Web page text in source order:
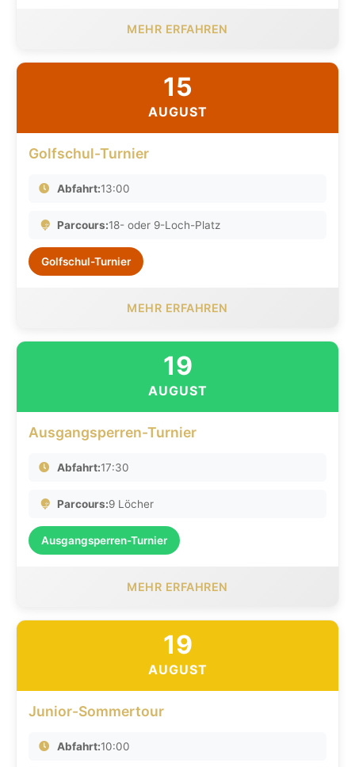
MEHR ERFAHREN
15
AUGUST
Golfschul-Turnier
Abfahrt:13:00
Parcours:18- oder 9-Loch-Platz
Golfschul-Turnier
MEHR ERFAHREN
19
AUGUST
Ausgangsperren-Turnier
Abfahrt:17:30
Parcours:9 Löcher
Ausgangsperren-Turnier
MEHR ERFAHREN
19
AUGUST
Junior-Sommertour
Abfahrt:10:00